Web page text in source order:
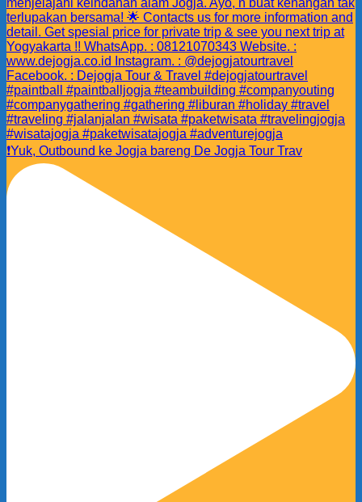
❗️Yuk, Outbound ke Jogja bareng De Jogja Tour Trav